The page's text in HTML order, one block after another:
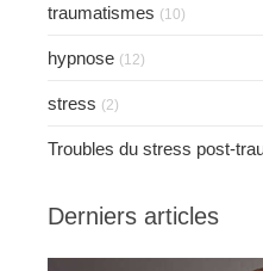
traumatismes (10)
hypnose (12)
stress (2)
Troubles du stress post-
Derniers articles